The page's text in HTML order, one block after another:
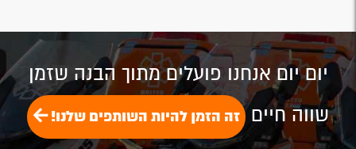
יום יום אנחנו פועלים מתוך הבנה שזמן
שווה חיים זה הזמן להיות השותפים שלנו!